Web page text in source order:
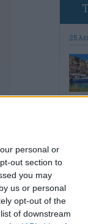
personal or
out section to
you may
us or personal
opt-out of the
of downstream
25
1